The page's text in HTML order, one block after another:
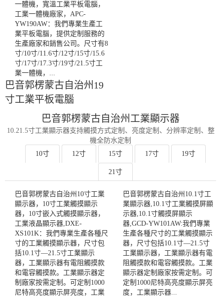
一體機，寬溫工業平板電腦，
工業一體機廠家，APC-
YW190AW：我們專業生產工
業平板電腦，提供定制服務的
生產廠家和銷售公司。尺寸有8
寸/10寸/11.6寸/12寸/15寸/15.6
寸/17寸/17.3寸/19寸/21.5寸工
業一體機，...
巴音郭楞蒙古自治州19
寸工業平板電腦
巴音郭楞蒙古自治州工業顯示器
10.21.5寸工業顯示器支持觸摸方式定制、亮度定制、分辨率定制、整
機全防水定制
10寸
12寸 15寸 17寸 19寸
21寸
巴音郭楞蒙古自治州10寸工業
顯示器，10寸工業觸摸顯示
器，10寸嵌入式觸摸顯示器，
工業液晶顯示器,DXE-
XS101K：我們專業生產各種尺
寸的工業觸摸顯示器，尺寸包
括10.1寸—21.5寸工業顯示
器，工業顯示器有電阻觸摸款
和電容觸摸款。工業顯示器定
制廠家按需定制。可定制1000
尼特高亮度顯示屏亮度，工業
巴音郭楞蒙古自治州10.1寸工
業顯示器,10.1寸工業觸摸屏顯
示器,10.1寸觸摸屏顯示
器,GCD-YW101AW:我們專業
生產各種尺寸的工業觸摸顯示
器，尺寸包括10.1寸—21.5寸
工業顯示器，工業顯示器有電
阻觸摸款和電容觸摸款。工業
顯示器定制廠家按需定制。可
定制1000尼特高亮度顯示屏亮
度，工業顯示器...